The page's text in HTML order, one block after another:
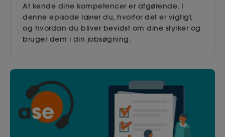
At kende dine kompetencer er afgørende. I
denne episode lærer du, hvorfor det er vigtigt,
og hvordan du bliver bevidst om dine styrker og
bruger dem i din jobsøgning.